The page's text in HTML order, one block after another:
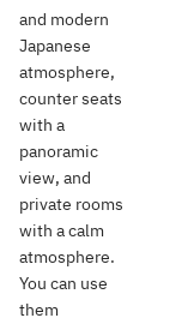
and modern
Japanese
atmosphere,
counter seats
with a
panoramic
view, and
private rooms
with a calm
atmosphere.
You can use
them